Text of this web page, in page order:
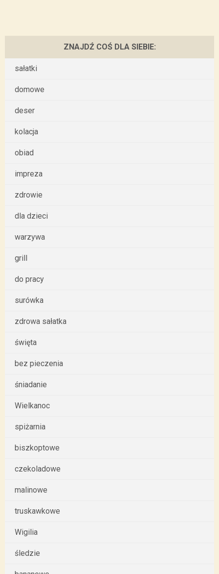
ZNAJDŹ COŚ DLA SIEBIE:
sałatki
domowe
deser
kolacja
obiad
impreza
zdrowie
dla dzieci
warzywa
grill
do pracy
surówka
zdrowa sałatka
święta
bez pieczenia
śniadanie
Wielkanoc
spiżarnia
biszkoptowe
czekoladowe
malinowe
truskawkowe
Wigilia
śledzie